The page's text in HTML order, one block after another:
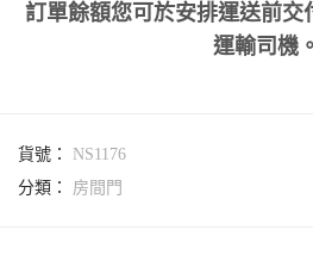
訂單餘額您可於安排運送前交
運輸司機。
貨號： NS1176
分類： 房間門